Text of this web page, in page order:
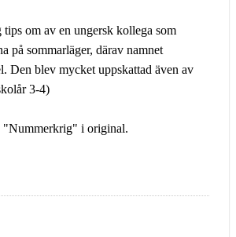
om av en ungersk kollega som
på sommarläger, därav namnet
Den blev mycket uppskattad även av
3-4)
"Nummerkrig" i original.